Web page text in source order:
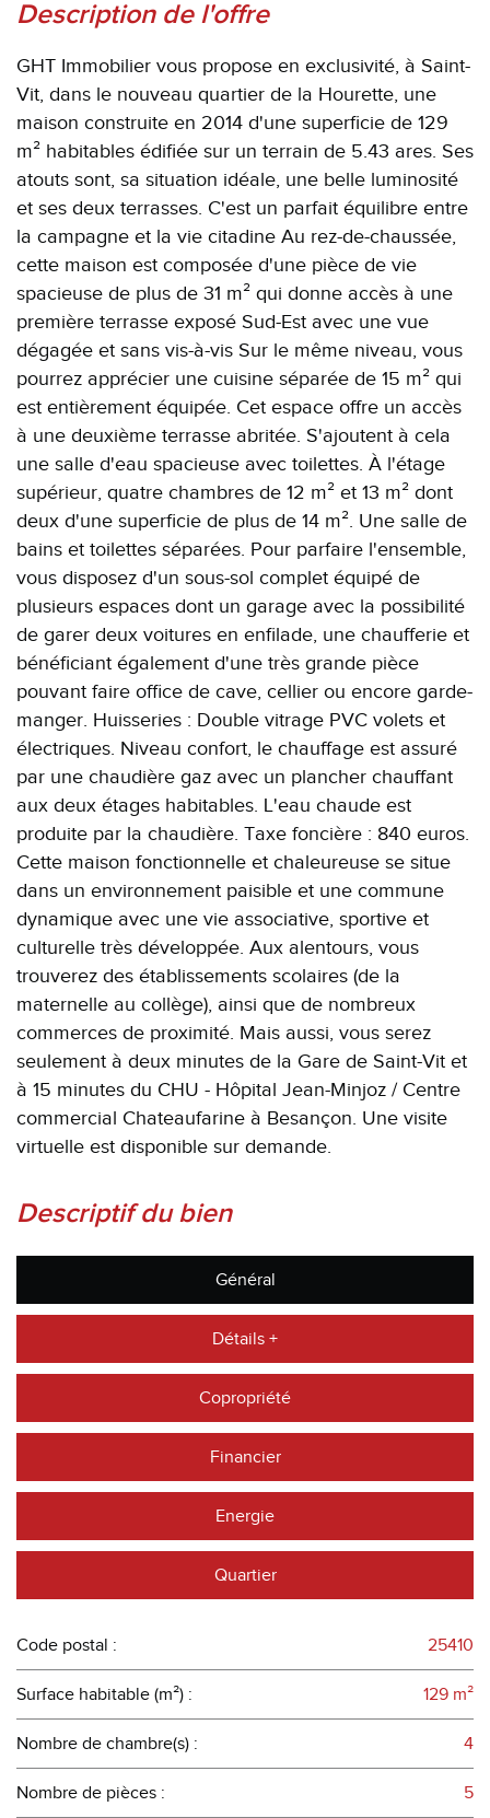
description de l'offre
GHT Immobilier vous propose en exclusivité, à Saint-
Vit, dans le nouveau quartier de la Hourette, une
maison construite en 2014 d'une superficie de 129
m² habitables édifiée sur un terrain de 5.43 ares. Ses
atouts sont, sa situation idéale, une belle luminosité
et ses deux terrasses. C'est un parfait équilibre entre
la campagne et la vie citadine Au rez-de-chaussée,
cette maison est composée d'une pièce de vie
spacieuse de plus de 31 m² qui donne accès à une
première terrasse exposé Sud-Est avec une vue
dégagée et sans vis-à-vis Sur le même niveau, vous
pourrez apprécier une cuisine séparée de 15 m² qui
est entièrement équipée. Cet espace offre un accès
à une deuxième terrasse abritée. S'ajoutent à cela
une salle d'eau spacieuse avec toilettes. À l'étage
supérieur, quatre chambres de 12 m² et 13 m² dont
deux d'une superficie de plus de 14 m². Une salle de
bains et toilettes séparées. Pour parfaire l'ensemble,
vous disposez d'un sous-sol complet équipé de
plusieurs espaces dont un garage avec la possibilité
de garer deux voitures en enfilade, une chaufferie et
bénéficiant également d'une très grande pièce
pouvant faire office de cave, cellier ou encore garde-
manger. Huisseries : Double vitrage PVC volets et
électriques. Niveau confort, le chauffage est assuré
par une chaudière gaz avec un plancher chauffant
aux deux étages habitables. L'eau chaude est
produite par la chaudière. Taxe foncière : 840 euros.
Cette maison fonctionnelle et chaleureuse se situe
dans un environnement paisible et une commune
dynamique avec une vie associative, sportive et
culturelle très développée. Aux alentours, vous
trouverez des établissements scolaires (de la
maternelle au collège), ainsi que de nombreux
commerces de proximité. Mais aussi, vous serez
seulement à deux minutes de la Gare de Saint-Vit et
à 15 minutes du CHU - Hôpital Jean-Minjoz / Centre
commercial Chateaufarine à Besançon. Une visite
virtuelle est disponible sur demande.
descriptif du bien
Général
Détails +
Copropriété
Financier
Energie
Quartier
Code postal : 25410
Surface habitable (m²) : 129 m²
Nombre de chambre(s) : 4
Nombre de pièces : 5